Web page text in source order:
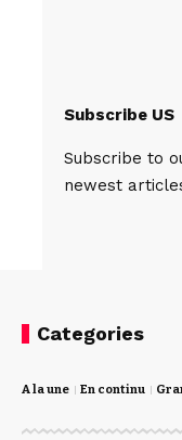
Subscribe US
Subscribe to
newest
Categories
A la une En continu